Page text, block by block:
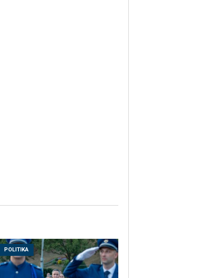
POLITIKA